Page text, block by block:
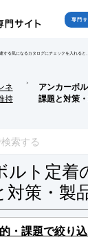
専門
する気になるカタログにチェックを入れると
ネ
持
>
アンカーボ
課題と対策
ルト定着
対策・製
・課題で絞り